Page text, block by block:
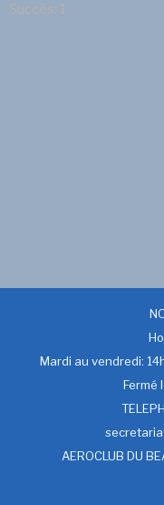
Succès: 1
Mardi au vendredi:
Fermé
AEROCLUB DU